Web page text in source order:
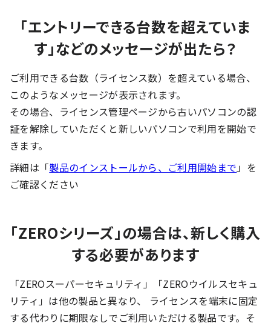
「エントリーできる台数を超えていま
す」などのメッセージが出たら？
ご利用できる台数（ライセンス数）を超えている場合、
このようなメッセージが表示されます。
その場合、ライセンス管理ページから古いパソコンの認
証を解除していただくと新しいパソコンで利用を開始で
きます。
詳細は「製品のインストールから、ご利用開始まで」を
ご確認ください
「ZEROシリーズ」の場合は、新しく購入
する必要があります
「ZEROスーパーセキュリティ」「ZEROウイルスセキュ
リティ」は他の製品と異なり、 ライセンスを端末に固定
する代わりに期限なしでご利用いただける製品です。そ